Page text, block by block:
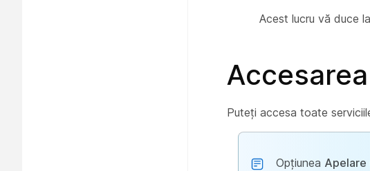
Acest lucru vă duce la
Puteți accesa toate
Opțiunea Apelare